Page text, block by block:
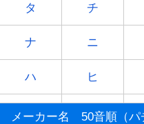
タ チ
ナ ニ
ハ ヒ
ミ
メーカー名 50音順（パ